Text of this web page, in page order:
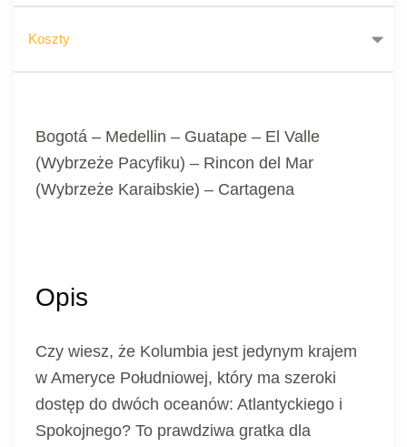
Koszty
Bogotá – Medellin – Guatape – El Valle
(Wybrzeże Pacyfiku) – Rincon del Mar
(Wybrzeże Karaibskie) – Cartagena
Opis
Czy wiesz, że Kolumbia jest jedynym krajem
w Ameryce Południowej, który ma szeroki
dostęp do dwóch oceanów: Atlantyckiego i
Spokojnego? To prawdziwa gratka dla